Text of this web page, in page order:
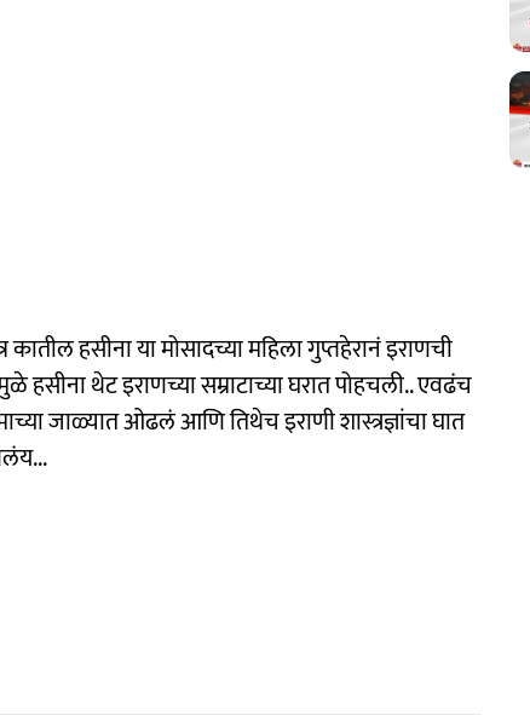
हसीना या मोसादच्या महिला गुप्तहेरानं इराणची
थेट इराणच्या सम्राटाच्या घरात पोहचली.. एवढंच
जाळ्यात ओढलं आणि तिथेच इराणी शास्त्रज्ञांचा घात